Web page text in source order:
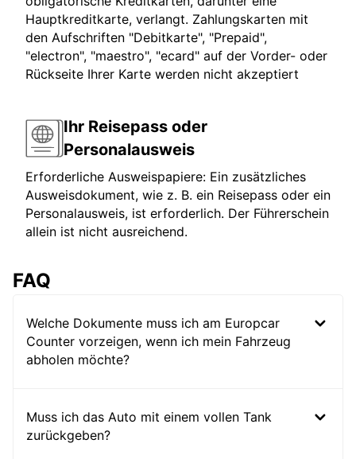
Hauptkreditkarte, verlangt. Zahlungskarten mit
den Aufschriften "Debitkarte", "Prepaid",
"electron", "maestro", "ecard" auf der Vorder- oder
Rückseite Ihrer Karte werden nicht akzeptiert
Ihr Reisepass oder
Personalausweis
Erforderliche Ausweispapiere: Ein zusätzliches
Ausweisdokument, wie z. B. ein Reisepass oder ein
Personalausweis, ist erforderlich. Der Führerschein
allein ist nicht ausreichend.
FAQ
Welche Dokumente muss ich am Europcar
Counter vorzeigen, wenn ich mein Fahrzeug
abholen möchte?
Muss ich das Auto mit einem vollen Tank
zurückgeben?